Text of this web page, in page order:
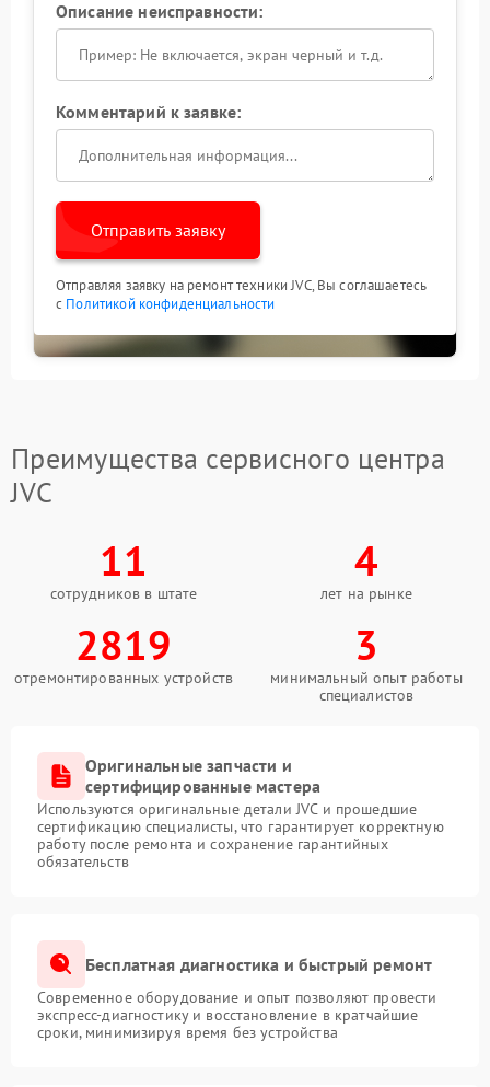
Описание неисправности:
Комментарий к заявке:
Отправить заявку
Отправляя заявку на ремонт техники JVC, Вы соглашаетесь
с Политикой конфиденциальности
Преимущества сервисного центра
JVC
11
сотрудников в штате
4
лет на рынке
2819
отремонтированных устройств
3
минимальный опыт работы
специалистов
Оригинальные запчасти и
сертифицированные мастера
Используются оригинальные детали JVC и прошедшие
сертификацию специалисты, что гарантирует корректную
работу после ремонта и сохранение гарантийных
обязательств
Бесплатная диагностика и быстрый ремонт
Современное оборудование и опыт позволяют провести
экспресс-диагностику и восстановление в кратчайшие
сроки, минимизируя время без устройства